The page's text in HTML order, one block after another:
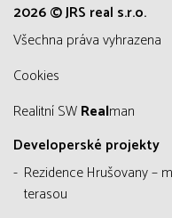
2026 © JRS real s.r.o.
všechna práva vyhrazena
Cookies
Realitní SWRealman
Developerské projekty
Rezidence Hrušovany –
terasou